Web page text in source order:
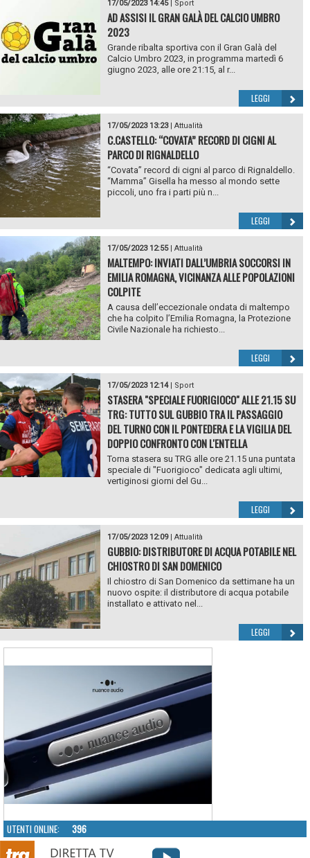
17/05/2023 14:45| Sport
AD ASSISI IL GRAN GALÀ DEL CALCIO UMBRO
2023
Grande ribalta sportiva con il Gran Galà del
Calcio Umbro 2023, in programma martedì 6
giugno 2023, alle ore 21:15, al r...
LEGGI
17/05/2023 13:23| Attualità
C.CASTELLO: “COVATA” RECORD DI CIGNI AL
PARCO DI RIGNALDELLO
“Covata” record di cigni al parco di Rignaldello.
“Mamma” Gisella ha messo al mondo sette
piccoli, uno fra i parti più n...
LEGGI
17/05/2023 12:55| Attualità
MALTEMPO: INVIATI DALL’UMBRIA SOCCORSI IN
EMILIA ROMAGNA, VICINANZA ALLE POPOLAZIONI
COLPITE
A causa dell’eccezionale ondata di maltempo
che ha colpito l’Emilia Romagna, la Protezione
Civile Nazionale ha richiesto...
LEGGI
17/05/2023 12:14| Sport
STASERA "SPECIALE FUORIGIOCO" ALLE 21.15 SU
TRG: TUTTO SUL GUBBIO TRA IL PASSAGGIO
DEL TURNO CON IL PONTEDERA E LA VIGILIA DEL
DOPPIO CONFRONTO CON L'ENTELLA
Torna stasera su TRG alle ore 21.15 una puntata
speciale di "Fuorigioco" dedicata agli ultimi,
vertiginosi giorni del Gu...
LEGGI
17/05/2023 12:09| Attualità
GUBBIO: DISTRIBUTORE DI ACQUA POTABILE NEL
CHIOSTRO DI SAN DOMENICO
Il chiostro di San Domenico da settimane ha un
nuovo ospite: il distributore di acqua potabile
installato e attivato nel...
LEGGI
UTENTI ONLINE: 396